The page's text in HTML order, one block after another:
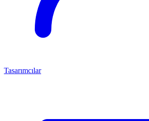
Tasarımcılar